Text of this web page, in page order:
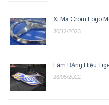
Xi Mạ Crom Logo
30/12/2023
Làm Bảng Hiệu
26/05/2022